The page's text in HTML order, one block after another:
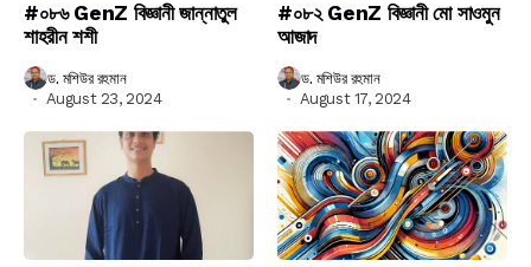
#০৮৬ GenZ বিজ্ঞানী জান্নাতুল
শাহরীন শশী
ড. মশিউর রহমান
August 23, 2024
#০৮২ GenZ বিজ্ঞানী মো সাওমুন
আজাদ
ড. মশিউর রহমান
August 17, 2024